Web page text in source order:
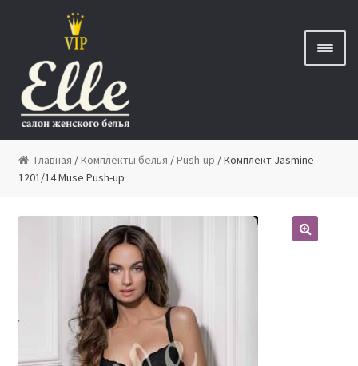
Перейти к навигации
Перейти к содержимому
Главная
Бренды
Скидки
Новости
Главная /Комплекты белья /Push-up / Комплект Jasmine
1201/14 Muse Push-up